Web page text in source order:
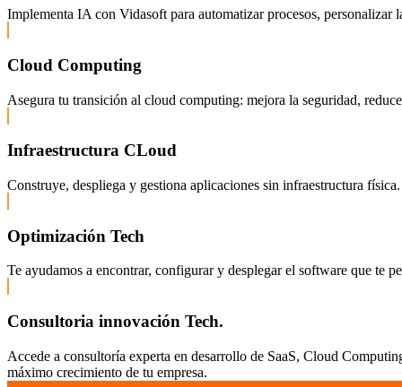
Implementa IA con Vidasoft para automatizar procesos,
Cloud Computing
Asegura tu transición al cloud computing: mejora la seguridad,
Infraestructura CLoud
Construye, despliega y gestiona aplicaciones sin infraestructura
Optimización Tech
Te ayudamos a encontrar, configurar y desplegar el software que te
Consultoria innovación Tech.
Accede a consultoría experta en desarrollo de SaaS, Cloud
máximo crecimiento de tu empresa.